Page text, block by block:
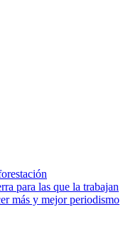
para las que la trabajan
más y mejor periodismo